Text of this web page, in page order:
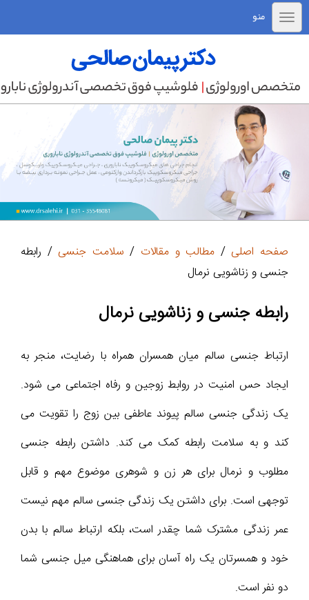
منو
صفحه اصلی / مطالب و مقالات / سلامت جنسی / رابطه
جنسی و زناشویی نرمال
رابطه جنسی و زناشویی نرمال
ارتباط جنسی سالم میان همسران همراه با رضایت، منجر به
ایجاد حس امنیت در روابط زوجین و رفاه اجتماعی می شود.
یک زندگی جنسی سالم پیوند عاطفی بین زوج را تقویت می
کند و به سلامت رابطه کمک می کند. داشتن رابطه جنسی
مطلوب و نرمال برای هر زن و شوهری موضوع مهم و قابل
توجهی است. برای داشتن یک زندگی جنسی سالم مهم نیست
عمر زندگی مشترک شما چقدر است، بلکه ارتباط سالم با بدن
خود و همسرتان یک راه آسان برای هماهنگی میل جنسی شما
دو نفر است.